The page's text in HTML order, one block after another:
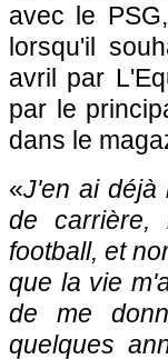
avec le
lorsqu'il
avril par
par le
dans le
«J'en ai déjà
de carrière,
football, et
que la vie
de me
quelques